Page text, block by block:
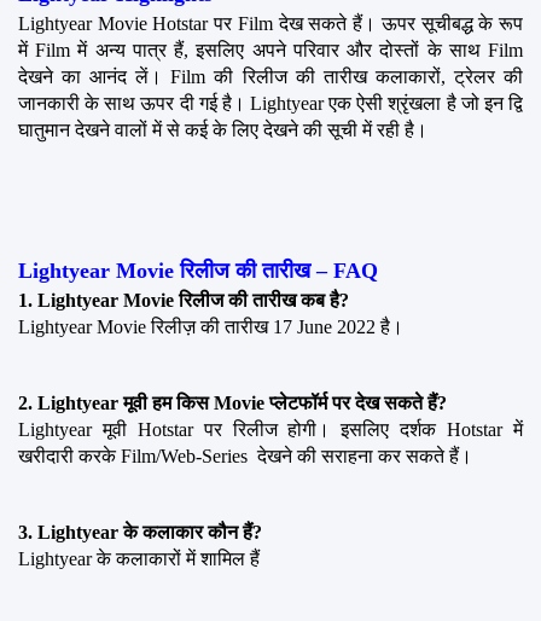
Lightyear Movie Hotstar पर Film देख सकते हैं। ऊपर सूचीबद्ध के रूप
में Film में अन्य पात्र हैं, इसलिए अपने परिवार और दोस्तों के साथ Film
देखने का आनंद लें। Film की रिलीज की तारीख कलाकारों, ट्रेलर की
जानकारी के साथ ऊपर दी गई है। Lightyear एक ऐसी श्रृंखला है जो इन द्वि
घातुमान देखने वालों में से कई के लिए देखने की सूची में रही है।
Lightyear Movie रिलीज की तारीख – FAQ
1. Lightyear Movie रिलीज की तारीख कब है?
Lightyear Movie रिलीज़ की तारीख 17 June 2022 है।
2. Lightyear मूवी हम किस Movie प्लेटफॉर्म पर देख सकते हैं?
Lightyear मूवी Hotstar पर रिलीज होगी। इसलिए दर्शक Hotstar में
खरीदारी करके Film/Web-Series  देखने की सराहना कर सकते हैं।
3. Lightyear के कलाकार कौन हैं?
Lightyear के कलाकारों में शामिल हैं